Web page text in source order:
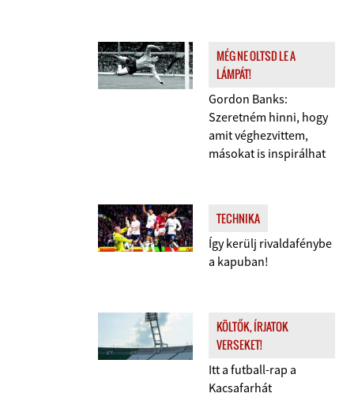
MÉG NE OLTSD LE A
LÁMPÁT!
Gordon Banks:
Szeretném hinni, hogy
amit véghezvittem,
másokat is inspirálhat
TECHNIKA
Így kerülj rivaldafénybe
a kapuban!
KÖLTŐK, ÍRJATOK
VERSEKET!
Itt a futball-rap a
Kacsafarhát